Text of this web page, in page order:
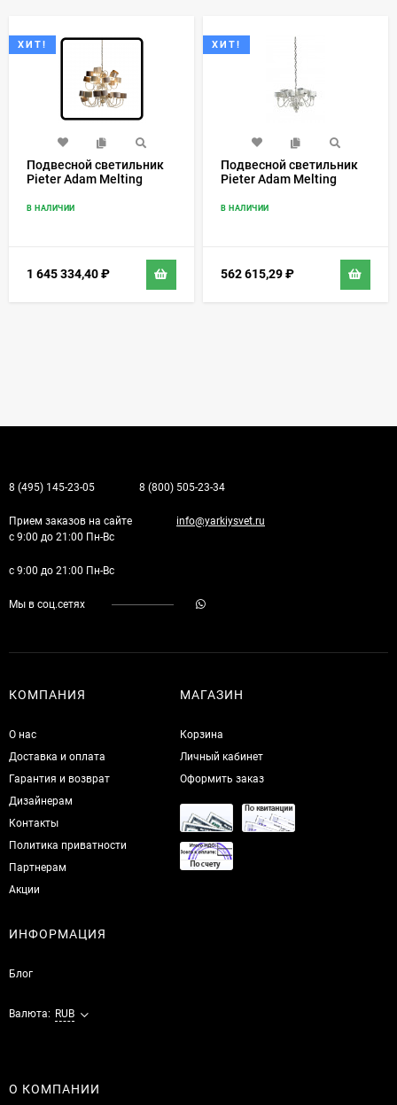
ХИТ!
Подвесной светильник
Pieter Adam Melting
В НАЛИЧИИ
1 645 334,40₽
ХИТ!
Подвесной светильник
Pieter Adam Melting
В НАЛИЧИИ
562 615,29₽
8 (495) 145-23-05 8 (800) 505-23-34
Прием заказов на сайте
с 9:00 до 21:00 Пн-Вс
info@yarkiysvet.ru
с 9:00 до 21:00 Пн-Вс
Мы в соц.сетях
КОМПАНИЯ
О нас
Доставка и оплата
Гарантия и возврат
Дизайнерам
Контакты
Политика приватности
Партнерам
Акции
МАГАЗИН
Корзина
Личный кабинет
Оформить заказ
ИНФОРМАЦИЯ
Блог
Валюта: RUB
О КОМПАНИИ